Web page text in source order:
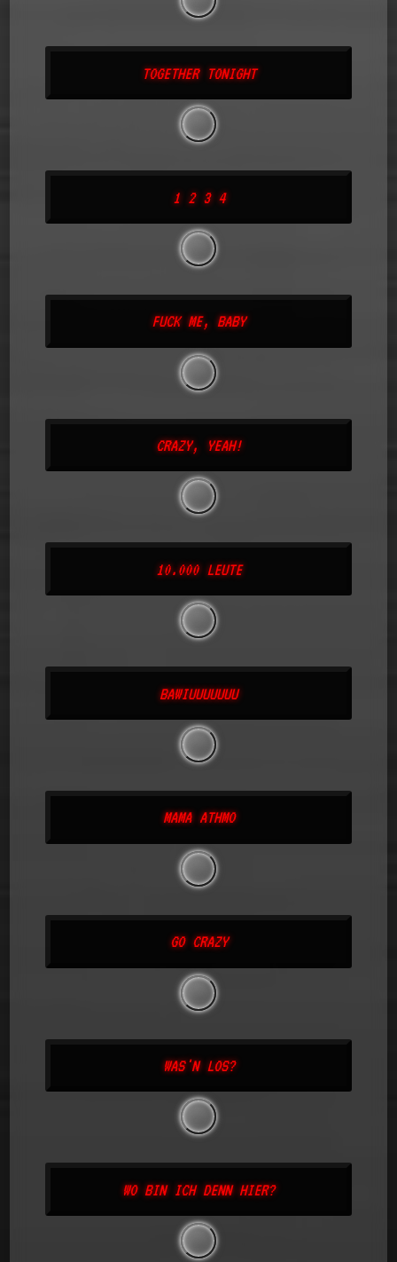
TOGETHER TONIGHT
1 2 3 4
FUCK ME, BABY
CRAZY, YEAH!
10.000 LEUTE
BAWIUUUUUUU
MAMA ATHMO
GO CRAZY
WAS'N LOS?
WO BIN ICH DENN HIER?